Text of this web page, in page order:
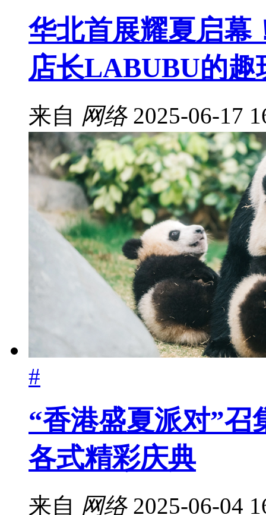
华北首展耀夏启幕
店长LABUBU的趣
来自 网络 2025-06-17
#
“香港盛夏派对”召
各式精彩庆典
来自 网络 2025-06-04